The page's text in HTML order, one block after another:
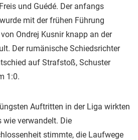
und Guédé. Der anfangs
mit der frühen Führung
Ondrej Kusnir knapp an der
Der rumänische Schiedsrichter
auf Strafstoß, Schuster
1:0.
Auftritten in der Liga wirkten
wie verwandelt. Die
stimmte, die Laufwege